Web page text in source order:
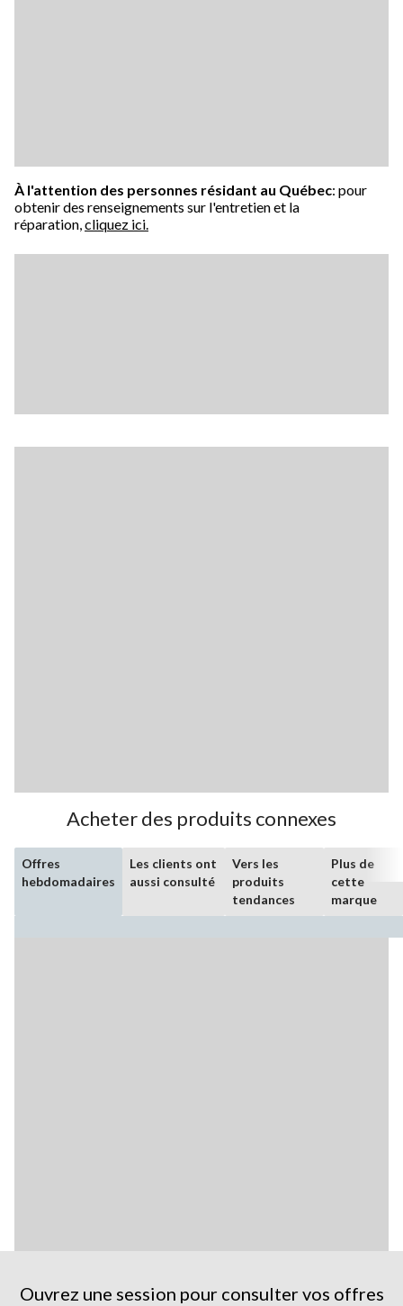
À l'attention des personnes résidant au Québec: pour
obtenir des renseignements sur l'entretien et la
réparation,cliquez ici.
Acheter des produits connexes
Offres
hebdomadaires
Les clients ont
aussi consulté
Vers les
produits
tendances
Plus de
cette
marque
Ouvrez une session pour consulter vos offres